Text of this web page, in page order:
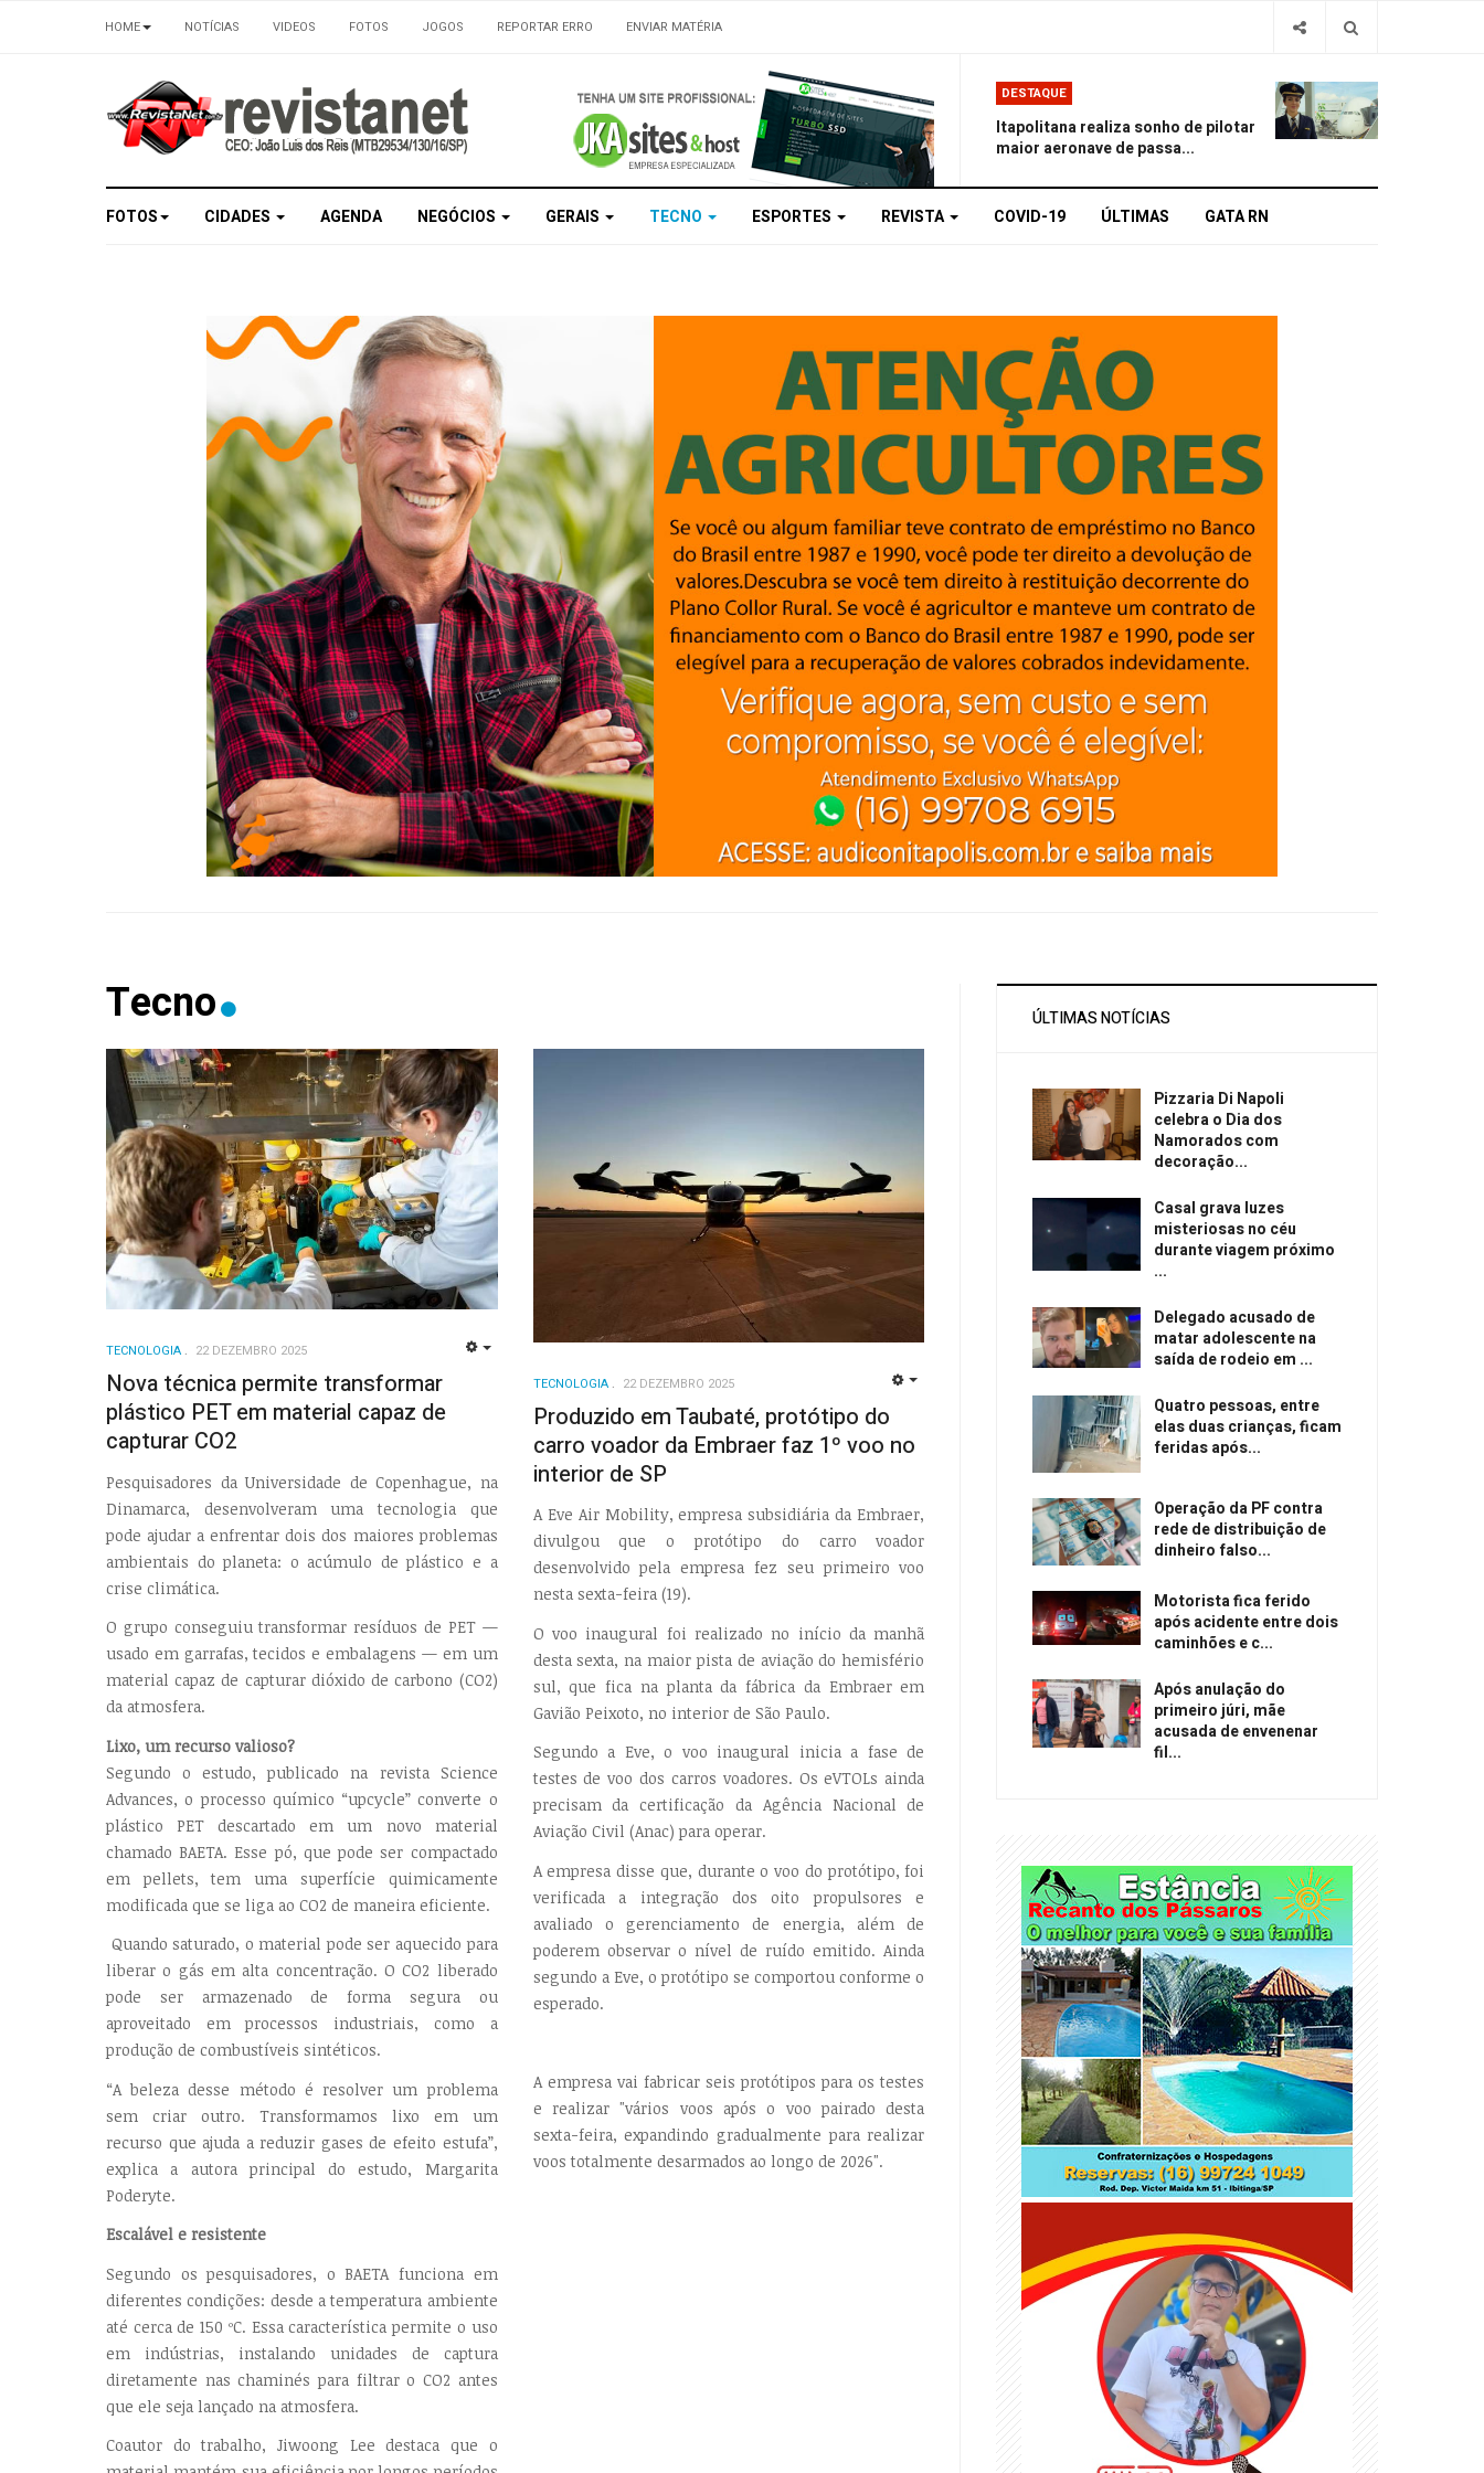
HOME NOTÍCIAS VIDEOS FOTOS JOGOS REPORTAR ERRO ENVIAR MATÉRIA
DESTAQUE
Itapolitana realiza sonho de pilotar
maior aeronave de passa...
FOTOS CIDADES AGENDA NEGÓCIOS GERAIS TECNO ESPORTES REVISTA COVID-19 ÚLTIMAS GATA RN
Tecno
TECNOLOGIA 22 DEZEMBRO 2025
Nova técnica permite transformar
plástico PET em material capaz de
capturar CO2
Pesquisadores da Universidade de Copenhague, na
Dinamarca, desenvolveram uma tecnologia que
pode ajudar a enfrentar dois dos maiores problemas
ambientais do planeta: o acúmulo de plástico e a
crise climática.
O grupo conseguiu transformar resíduos de PET —
usado em garrafas, tecidos e embalagens — em um
material capaz de capturar dióxido de carbono (CO2)
da atmosfera.
Lixo, um recurso valioso?
Segundo o estudo, publicado na revista Science
Advances, o processo químico “upcycle” converte o
plástico PET descartado em um novo material
chamado BAETA. Esse pó, que pode ser compactado
em pellets, tem uma superfície quimicamente
modificada que se liga ao CO2 de maneira eficiente.
Quando saturado, o material pode ser aquecido para
liberar o gás em alta concentração. O CO2 liberado
pode ser armazenado de forma segura ou
aproveitado em processos industriais, como a
produção de combustíveis sintéticos.
“A beleza desse método é resolver um problema
sem criar outro. Transformamos lixo em um
recurso que ajuda a reduzir gases de efeito estufa”,
explica a autora principal do estudo, Margarita
Poderyte.
Escalável e resistente
Segundo os pesquisadores, o BAETA funciona em
diferentes condições: desde a temperatura ambiente
até cerca de 150 ºC. Essa característica permite o uso
em indústrias, instalando unidades de captura
diretamente nas chaminés para filtrar o CO2 antes
que ele seja lançado na atmosfera.
Coautor do trabalho, Jiwoong Lee destaca que o
TECNOLOGIA 22 DEZEMBRO 2025
Produzido em Taubaté, protótipo do
carro voador da Embraer faz 1º voo no
interior de SP
A Eve Air Mobility, empresa subsidiária da Embraer,
divulgou que o protótipo do carro voador
desenvolvido pela empresa fez seu primeiro voo
nesta sexta-feira (19).
O voo inaugural foi realizado no início da manhã
desta sexta, na maior pista de aviação do hemisfério
sul, que fica na planta da fábrica da Embraer em
Gavião Peixoto, no interior de São Paulo.
Segundo a Eve, o voo inaugural inicia a fase de
testes de voo dos carros voadores. Os eVTOLs ainda
precisam da certificação da Agência Nacional de
Aviação Civil (Anac) para operar.
A empresa disse que, durante o voo do protótipo, foi
verificada a integração dos oito propulsores e
avaliado o gerenciamento de energia, além de
poderem observar o nível de ruído emitido. Ainda
segundo a Eve, o protótipo se comportou conforme o
esperado.
A empresa vai fabricar seis protótipos para os testes
e realizar "vários voos após o voo pairado desta
sexta-feira, expandindo gradualmente para realizar
voos totalmente desarmados ao longo de 2026".
ÚLTIMAS NOTÍCIAS
Pizzaria Di Napoli
celebra o Dia dos
Namorados com
decoração...
Casal grava luzes
misteriosas no céu
durante viagem próximo
...
Delegado acusado de
matar adolescente na
saída de rodeio em ...
Quatro pessoas, entre
elas duas crianças, ficam
feridas após...
Operação da PF contra
rede de distribuição de
dinheiro falso...
Motorista fica ferido
após acidente entre dois
caminhões e c...
Após anulação do
primeiro júri, mãe
acusada de envenenar
fil...